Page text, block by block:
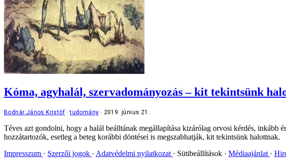
Kóma, agyhalál, szervadományozás – kit tekintsünk
Bodnár János Kristóf tudomány 2019. június 21.
Téves azt gondolni, hogy a halál beálltának megállapítása kizárólag orvosi kérdés, inkább
hozzátartozók, esetleg a beteg korábbi döntései is megszabhatják, kit tekintsünk halottnak.
Impresszum
Szerzői jogok Adatvédelmi nyilatkozat Sütibeállítások Médiaajánlat